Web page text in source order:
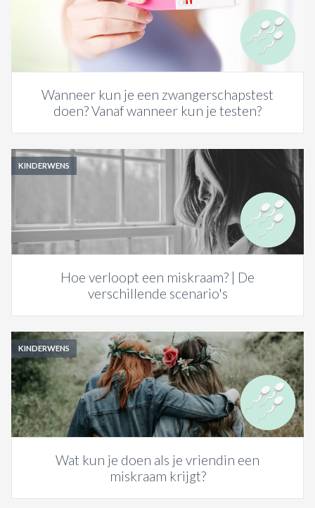
Wanneer kun je een zwangerschapstest
doen? Vanaf wanneer kun je testen?
KINDERWENS
Hoe verloopt een miskraam? | De
verschillende scenario's
KINDERWENS
Wat kun je doen als je vriendin een
miskraam krijgt?